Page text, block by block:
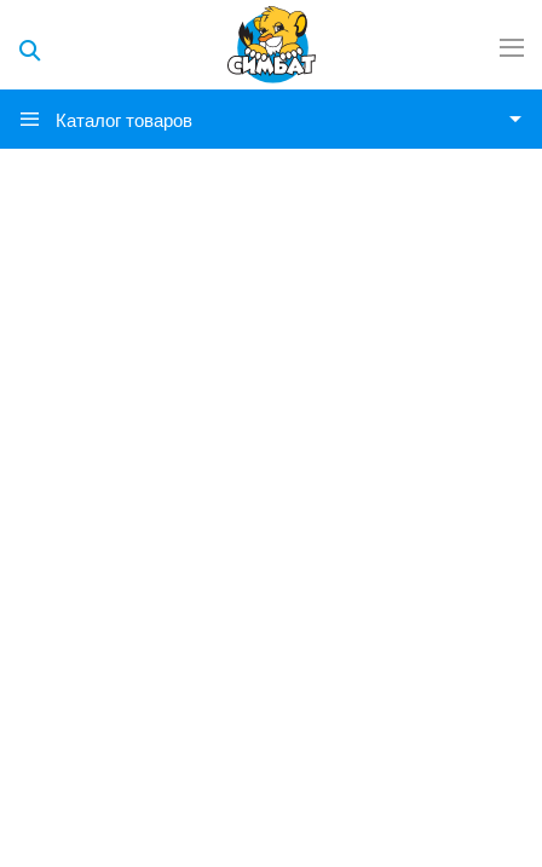
Каталог товаров